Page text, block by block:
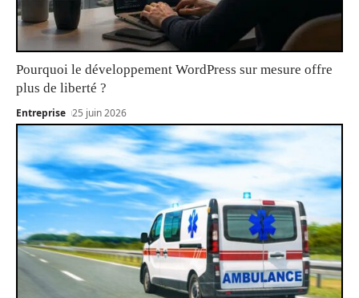
Pourquoi le développement WordPress sur mesure offre
plus de liberté ?
Entreprise 25 juin 2026